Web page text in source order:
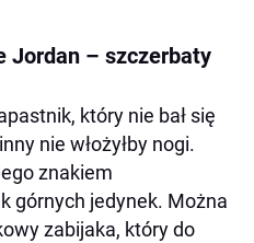
Jordan – szczerbaty
który nie bał się
nie włożyłby nogi.
znakiem
górnych jedynek. Można
zabijaka, który do